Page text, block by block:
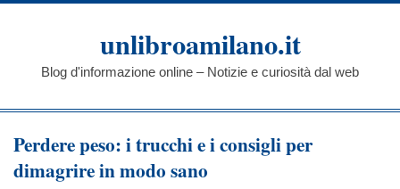
Skip
unlibroamilano.it
Blog d'informazione online – Notizie e curiosità dal web
Perdere peso: i trucchi e i consigli per
dimagrire in modo sano